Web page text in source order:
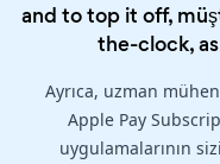
and to top it off,
the-clock,
Ayrıca, uzman
Apple Pay
uygulamalarının